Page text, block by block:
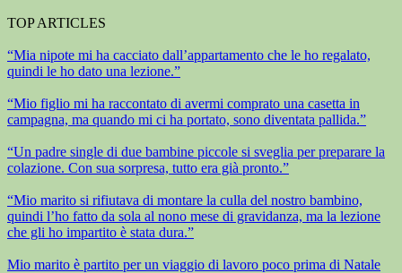
TOP ARTICLES
“Mia nipote mi ha cacciato dall’appartamento che le ho regalato,
quindi le ho dato una lezione.”
“Mio figlio mi ha raccontato di avermi comprato una casetta in
campagna, ma quando mi ci ha portato, sono diventata pallida.”
“Un padre single di due bambine piccole si sveglia per preparare la
colazione. Con sua sorpresa, tutto era già pronto.”
“Mio marito si rifiutava di montare la culla del nostro bambino,
quindi l’ho fatto da sola al nono mese di gravidanza, ma la lezione
che gli ho impartito è stata dura.”
Mio marito è partito per un viaggio di lavoro poco prima di Natale